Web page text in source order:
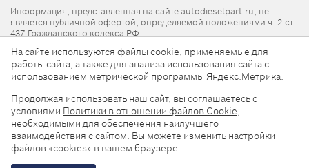
Информация, представленная на сайте autodieselpart.ru, не
является публичной офертой, определяемой положениями ч. 2 ст.
437 Гражданского кодекса РФ.
Нормативная документация
ADP в социальных сетях
© 2026, ООО «АвтоДизельПарт». Все права защищены.
На сайте используются файлы cookie, применяемые для
работы сайта, а также для анализа использования сайта с
использованием метрической программы Яндекс.Метрика.
Продолжая использовать наш сайт, вы соглашаетесь с
условиями Политики в отношении файлов Cookie,
необходимыми для обеспечения наилучшего
взаимодействия с сайтом. Вы можете изменить настройки
файлов «cookies» в вашем браузере.